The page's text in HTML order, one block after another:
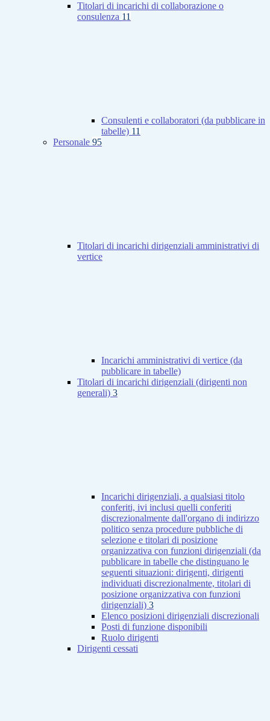
Titolari di incarichi di collaborazione o
consulenza 11
Consulenti e collaboratori (da pubblicare in
tabelle) 11
Personale 95
Titolari di incarichi dirigenziali amministrativi di
vertice
Incarichi amministrativi di vertice (da
pubblicare in tabelle)
Titolari di incarichi dirigenziali (dirigenti non
generali) 3
Incarichi dirigenziali, a qualsiasi titolo
conferiti, ivi inclusi quelli conferiti
discrezionalmente dall'organo di indirizzo
politico senza procedure pubbliche di
selezione e titolari di posizione
organizzativa con funzioni dirigenziali (da
pubblicare in tabelle che distinguano le
seguenti situazioni: dirigenti, dirigenti
individuati discrezionalmente, titolari di
posizione organizzativa con funzioni
dirigenziali) 3
Elenco posizioni dirigenziali discrezionali
Posti di funzione disponibili
Ruolo dirigenti
Dirigenti cessati